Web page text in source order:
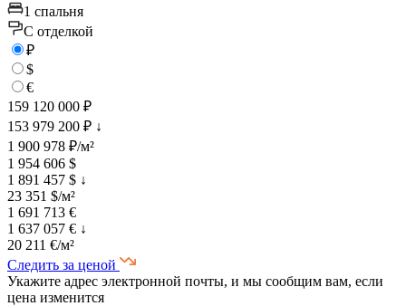
1 спальня
C отделкой
₽
$
€
159 120 000 ₽
153 979 200 ₽ ↓
1 900 978 ₽/м²
1 954 606 $
1 891 457 $ ↓
23 351 $/м²
1 691 713 €
1 637 057 € ↓
20 211 €/м²
Следить за ценой
Укажите адрес электронной почты, и мы сообщим вам, если
цена изменится